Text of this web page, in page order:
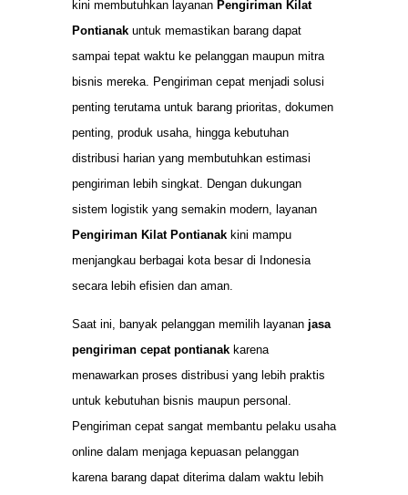
kini membutuhkan layanan Pengiriman Kilat
Pontianak untuk memastikan barang dapat
sampai tepat waktu ke pelanggan maupun mitra
bisnis mereka. Pengiriman cepat menjadi solusi
penting terutama untuk barang prioritas, dokumen
penting, produk usaha, hingga kebutuhan
distribusi harian yang membutuhkan estimasi
pengiriman lebih singkat. Dengan dukungan
sistem logistik yang semakin modern, layanan
Pengiriman Kilat Pontianak kini mampu
menjangkau berbagai kota besar di Indonesia
secara lebih efisien dan aman.
Saat ini, banyak pelanggan memilih layanan jasa
pengiriman cepat pontianak karena
menawarkan proses distribusi yang lebih praktis
untuk kebutuhan bisnis maupun personal.
Pengiriman cepat sangat membantu pelaku usaha
online dalam menjaga kepuasan pelanggan
karena barang dapat diterima dalam waktu lebih